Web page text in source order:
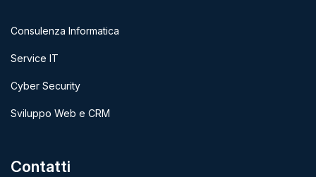
Consulenza Informatica
Service IT
Cyber Security
Sviluppo Web e CRM
Contatti